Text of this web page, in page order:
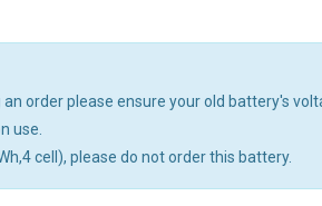
order please ensure your old battery's
use.
cell), please do not order this battery.